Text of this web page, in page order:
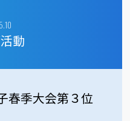
動
春季大会第３位